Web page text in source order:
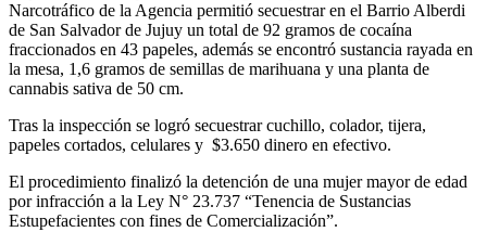
Narcotráfico de la Agencia permitió secuestrar en el Barrio Alberdi
de San Salvador de Jujuy un total de 92 gramos de cocaína
fraccionados en 43 papeles, además se encontró sustancia rayada en
la mesa, 1,6 gramos de semillas de marihuana y una planta de
cannabis sativa de 50 cm.
Tras la inspección se logró secuestrar cuchillo, colador, tijera,
papeles cortados, celulares y $3.650 dinero en efectivo.
El procedimiento finalizó la detención de una mujer mayor de edad
por infracción a la Ley N° 23.737 “Tenencia de Sustancias
Estupefacientes con fines de Comercialización”.